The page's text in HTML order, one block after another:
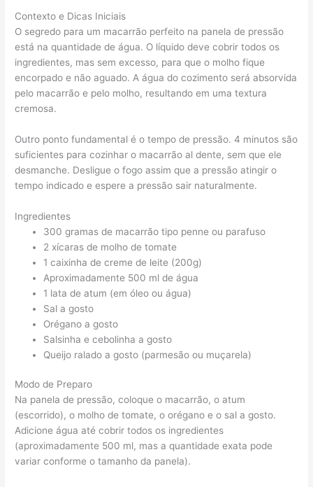
Contexto e Dicas Iniciais
O segredo para um macarrão perfeito na panela de pressão
está na quantidade de água. O líquido deve cobrir todos os
ingredientes, mas sem excesso, para que o molho fique
encorpado e não aguado. A água do cozimento será absorvida
pelo macarrão e pelo molho, resultando em uma textura
cremosa.
Outro ponto fundamental é o tempo de pressão. 4 minutos são
suficientes para cozinhar o macarrão al dente, sem que ele
desmanche. Desligue o fogo assim que a pressão atingir o
tempo indicado e espere a pressão sair naturalmente.
Ingredientes
300 gramas de macarrão tipo penne ou parafuso
2 xícaras de molho de tomate
1 caixinha de creme de leite (200g)
Aproximadamente 500 ml de água
1 lata de atum (em óleo ou água)
Sal a gosto
Orégano a gosto
Salsinha e cebolinha a gosto
Queijo ralado a gosto (parmesão ou muçarela)
Modo de Preparo
Na panela de pressão, coloque o macarrão, o atum
(escorrido), o molho de tomate, o orégano e o sal a gosto.
Adicione água até cobrir todos os ingredientes
(aproximadamente 500 ml, mas a quantidade exata pode
variar conforme o tamanho da panela).